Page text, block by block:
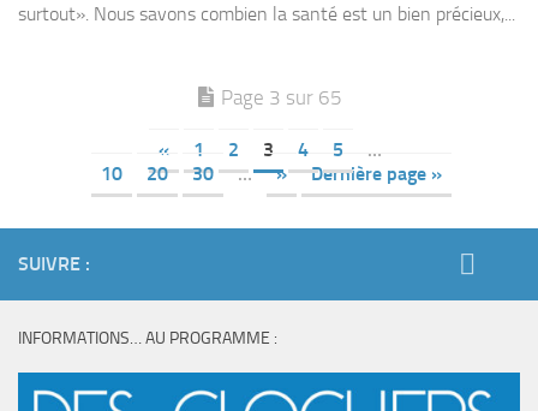
surtout». Nous savons combien la santé est un bien précieux,...
Page 3 sur 65
« 1 2 3 4 5
…
10
20 30 … » Dernière page »
SUIVRE :
INFORMATIONS… AU PROGRAMME :